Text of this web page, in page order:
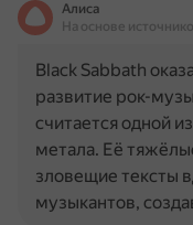
Алиса
На основе
Black Sabbath
развитие рок-
считается одной
метала. Её
зловещие тексты
музыкантов,